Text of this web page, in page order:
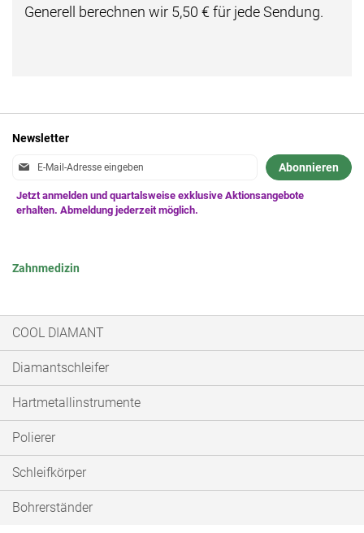
Generell berechnen wir 5,50 € für jede Sendung.
Newsletter
Anmeldung
Newsletter:
Abonnieren
Zahnmedizin
COOL DIAMANT
Diamantschleifer
Hartmetallinstrumente
Polierer
Schleifkörper
Bohrerständer